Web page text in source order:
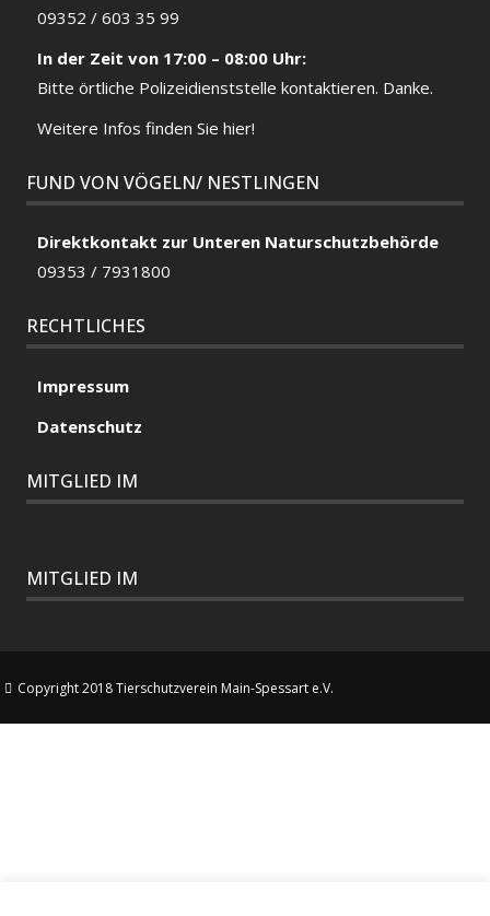
09352 / 603 35 99
In der Zeit von 17:00 – 08:00 Uhr:
Bitte örtliche Polizeidienststelle kontaktieren. Danke.
Weitere Infos finden Sie hier!
FUND VON VÖGELN/ NESTLINGEN
Direktkontakt zur Unteren Naturschutzbehörde
09353 / 7931800
RECHTLICHES
Impressum
Datenschutz
MITGLIED IM
MITGLIED IM
Copyright 2018 Tierschutzverein Main-Spessart e.V.